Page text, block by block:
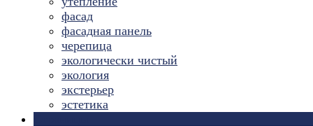
фасад
фасадная панель
черепица
экологически чистый
экология
экстерьер
эстетика